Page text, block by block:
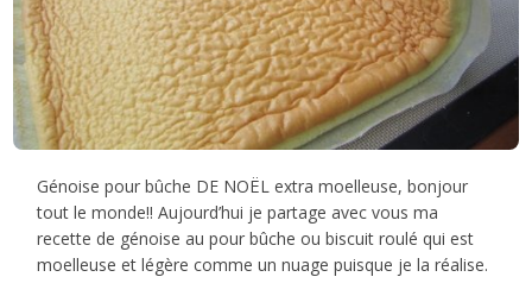
Génoise pour bûche DE NOËL extra moelleuse, bonjour
tout le monde!! Aujourd’hui je partage avec vous ma
recette de génoise au pour bûche ou biscuit roulé qui est
moelleuse et légère comme un nuage puisque je la réalise.